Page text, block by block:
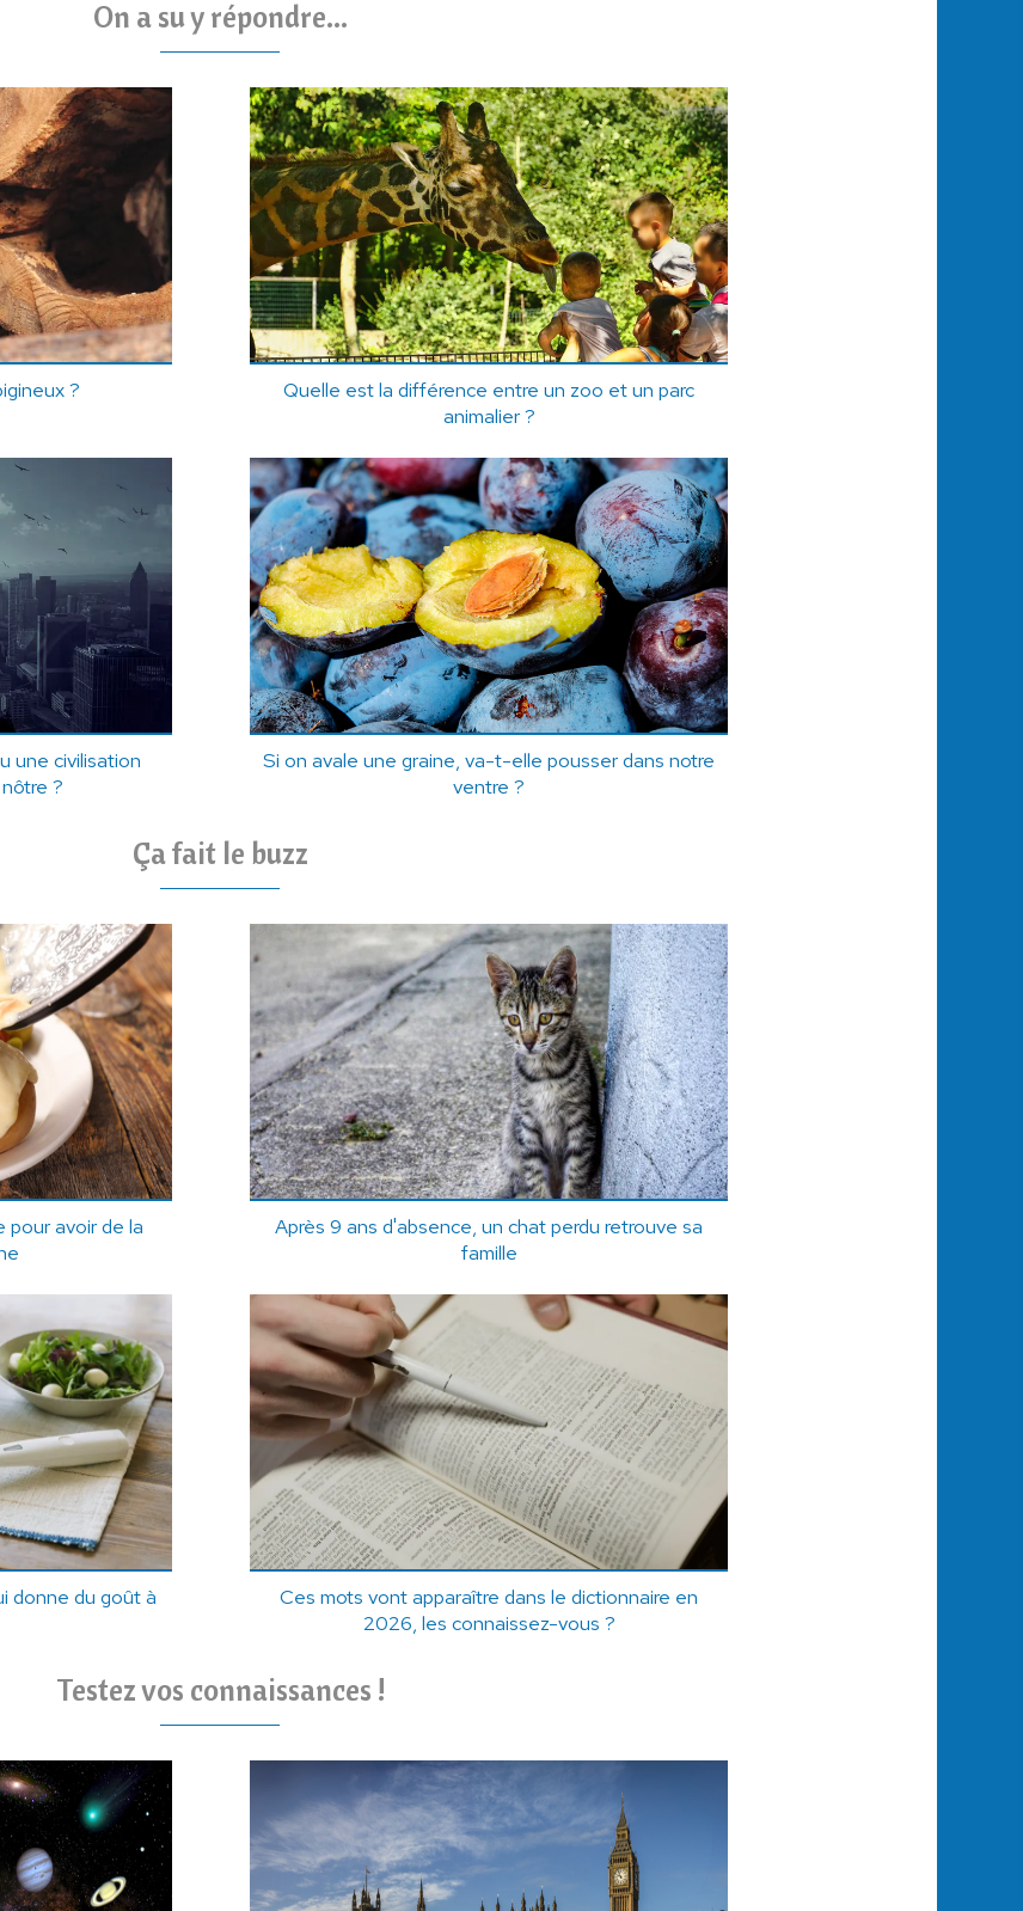
On a su y répondre...
?
Quelle est la différence entre un zoo et un parc
animalier ?
une civilisation
?
Si on avale une graine, va-t-elle pousser dans notre
ventre ?
Ça fait le buzz
pour avoir de la
Après 9 ans d'absence, un chat perdu retrouve sa
famille
donne du goût à
Ces mots vont apparaître dans le dictionnaire en
2026, les connaissez-vous ?
Testez vos connaissances !